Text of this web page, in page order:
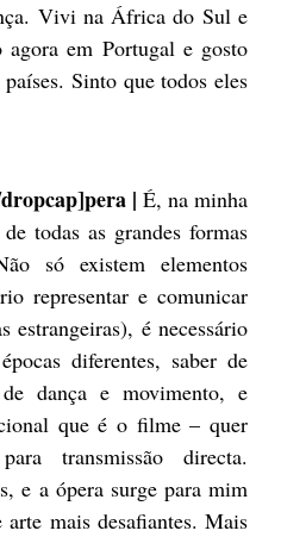
Vivi na África do Sul e
em Portugal e gosto
Sinto que todos eles
| É, na minha
todas as grandes formas
só existem elementos
representar e comunicar
estrangeiras), é necessário
diferentes, saber de
dança e movimento, e
que é o filme – quer
transmissão directa.
e a ópera surge para mim
mais desafiantes. Mais